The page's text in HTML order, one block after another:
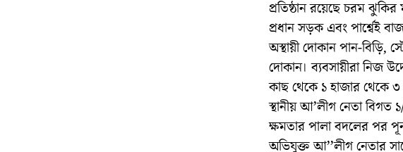
প্রতিষ্ঠান রয়েছে চরম
প্রধান সড়ক এবং পার্শ্বেই
অস্থায়ী দোকান পান-বিড়ি,
দোকান। ব্যবসায়ীরা নিজ
কাছ থেকে ১ হাজার থেকে
স্থানীয় আ’লীগ নেতা
ক্ষমতার পালা বদলের পর
অভিযুক্ত আ’’লীগ নেতার